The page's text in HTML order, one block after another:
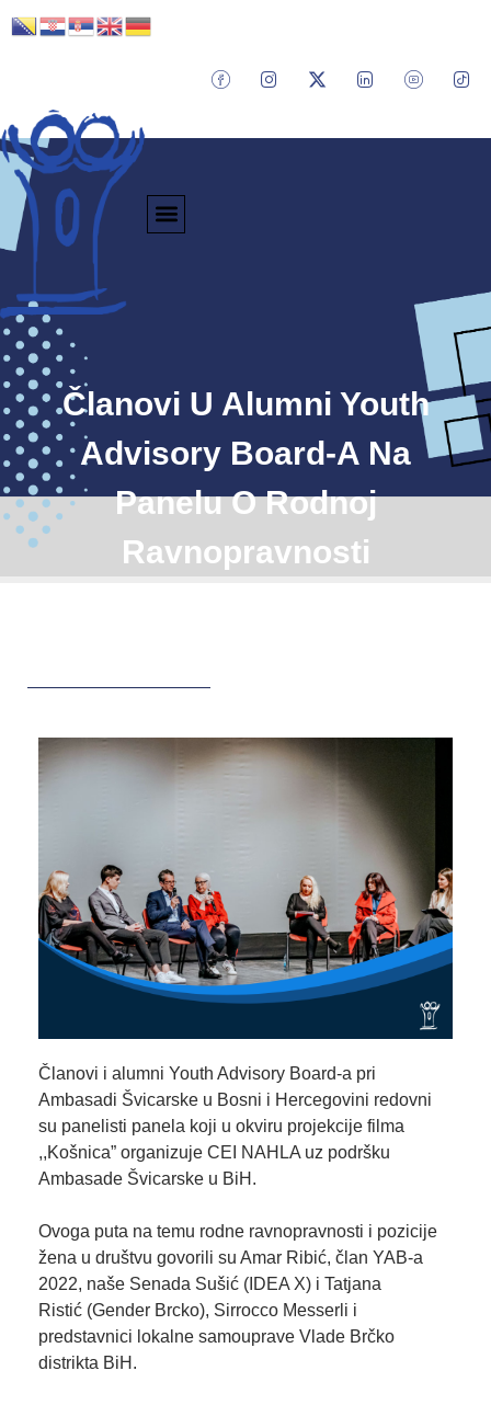
Članovi U Alumni Youth
Advisory Board-A Na
Panelu O Rodnoj
Ravnopravnosti
Članovi i alumni Youth Advisory Board-a pri
Ambasadi Švicarske u Bosni i Hercegovini redovni
su panelisti panela koji u okviru projekcije filma
,,Košnica” organizuje CEI NAHLAuz podršku
Ambasade Švicarske u BiH.
Ovoga puta na temu rodne ravnopravnosti i pozicije
žena u društvu govorili su Amar Ribić, član YAB-a
2022, naše Senada Sušić (IDEA X) i Tatjana
Ristić (Gender Brcko), Sirrocco Messerli i
predstavnici lokalne samouprave Vlade Brčko
distrikta BiH .